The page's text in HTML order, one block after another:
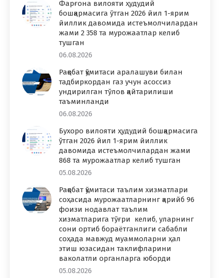
Фарғона вилояти ҳудудий
бошқармасига ўтган 2026 йил 1-ярим
йиллик давомида истеъмолчилардан
жами 2 358 та мурожаатлар келиб
тушган
06.08.2026
Рақобат қўмитаси аралашуви билан
тадбиркордан газ учун асоссиз
ундирилган тўлов қайтарилиши
таъминланди
06.08.2026
Бухоро вилояти ҳудудий бошқармасига
ўтган 2026 йил 1-ярим йиллик
давомида истеъмолчилардан жами
868 та мурожаатлар келиб тушган
05.08.2026
Рақобат қўмитаси таълим хизматлари
соҳасида мурожаатларнинг қарийб 96
фоизи нодавлат таълим
хизматларига тўғри келиб, уларнинг
сони ортиб бораётганлиги сабабли
соҳада мавжуд муаммоларни ҳал
этиш юзасидан таклифларини
ваколатли органларга юборди
05.08.2026